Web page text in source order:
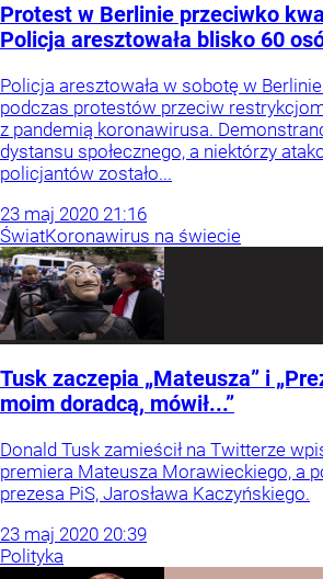
Protest w Berlinie przeciwko
Policja aresztowała blisko 60
Policja aresztowała w sobotę w
podczas protestów przeciw
z pandemią koronawirusa.
dystansu społecznego, a niektórzy
policjantów zostało...
23 maj 2020 21:16
ŚwiatKoronawirus na świecie
Tusk zaczepia „Mateusza” i
moim doradcą, mówił...”
Donald Tusk zamieścił na Twitterze
premiera Mateusza Morawieckiego, a
prezesa PiS, Jarosława Kaczyńskiego.
23 maj 2020 20:39
Polityka